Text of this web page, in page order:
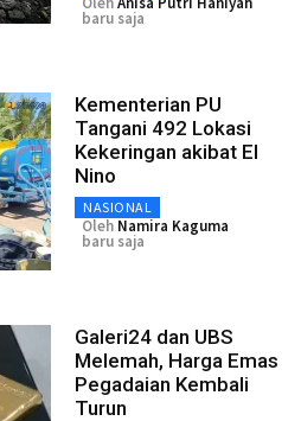
baru saja
Kementerian PU
Tangani 492 Lokasi
Kekeringan akibat El
Nino
NASIONAL
Oleh Namira Kaguma
baru saja
Galeri24 dan UBS
Melemah, Harga Emas
Pegadaian Kembali
Turun